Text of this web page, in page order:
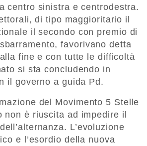
centro sinistra e centrodestra.
di tipo maggioritario il
il secondo con premio di
favorivano detta
fine e con tutte le difficoltà
si sta concludendo in
il governo a guida Pd.
del Movimento 5 Stelle
non è riuscita ad impedire il
L’evoluzione
e l’esordio della nuova